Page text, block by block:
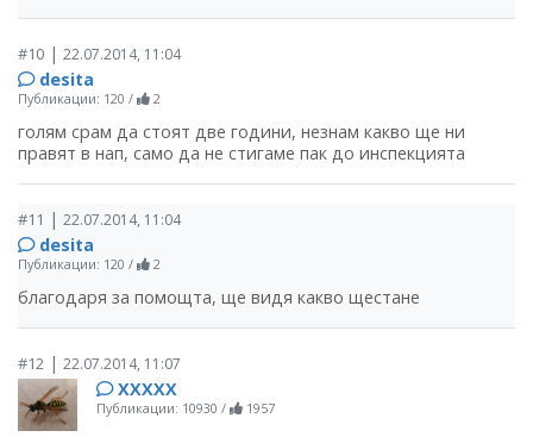
#10 | 22.07.2014, 11:04
desita
Публикации: 120 / 2
голям срам да стоят две години, незнам какво ще ни
правят в нап, само да не стигаме пак до инспекцията
#11 | 22.07.2014, 11:04
desita
Публикации: 120 / 2
благодаря за помощта, ще видя какво щестане
#12 | 22.07.2014, 11:07
ХХХХХ
Публикации: 10930 / 1957